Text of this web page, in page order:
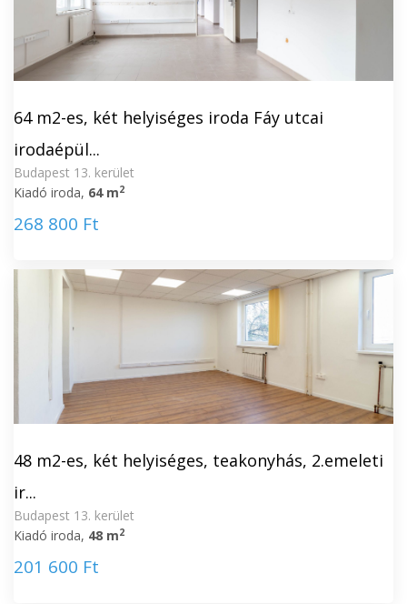
64 m2-es, két helyiséges iroda Fáy utcai
irodaépül...
Budapest 13. kerület
Kiadó iroda, 64 m2
268 800 Ft
48 m2-es, két helyiséges, teakonyhás, 2.emeleti
ir...
Budapest 13. kerület
Kiadó iroda, 48 m2
201 600 Ft